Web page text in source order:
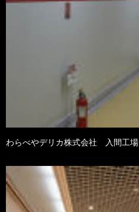
わらべやデリカ株式会社 入間工場